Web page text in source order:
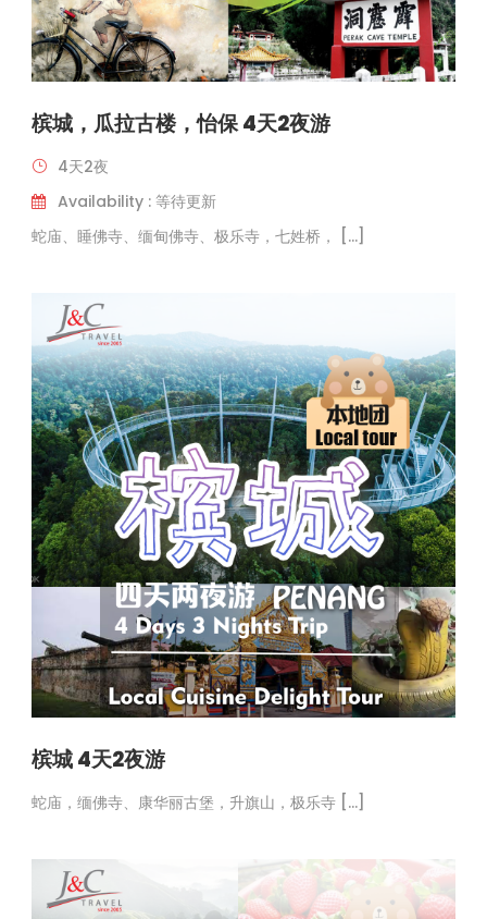
槟城，瓜拉古楼，怡保 4天2夜游
4天2夜
Availability : 等待更新
蛇庙、睡佛寺、缅甸佛寺、极乐寺，七姓桥， […]
槟城 4天2夜游
蛇庙，缅佛寺、康华丽古堡，升旗山，极乐寺 […]